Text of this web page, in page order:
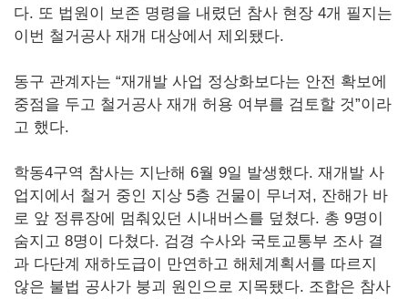
다. 또 법원이 보존 명령을 내렸던 참사 현장 4개 필지는
이번 철거공사 재개 대상에서 제외됐다.
동구 관계자는 “재개발 사업 정상화보다는 안전 확보에
중점을 두고 철거공사 재개 허용 여부를 검토할 것”이라
고 했다.
학동4구역 참사는 지난해 6월 9일 발생했다. 재개발 사
업지에서 철거 중인 지상 5층 건물이 무너져, 잔해가 바
로 앞 정류장에 멈춰있던 시내버스를 덮쳤다. 총 9명이
숨지고 8명이 다쳤다. 검경 수사와 국토교통부 조사 결
과 다단계 재하도급이 만연하고 해체계획서를 따르지
않은 불법 공사가 붕괴 원인으로 지목됐다. 조합은 참사